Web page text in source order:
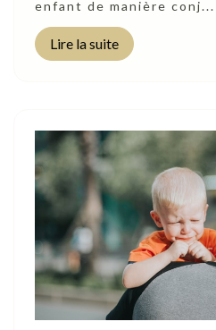
enfant de manière conj...
Lire la suite